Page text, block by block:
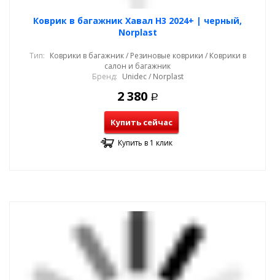
Коврик в багажник Хавал Н3 2024+ | черный,
Norplast
Тип: Коврики в багажник / Резиновые коврики / Коврики в
салон и багажник
Бренд: Unidec / Norplast
2 380 Р
Купить сейчас
Купить в 1 клик